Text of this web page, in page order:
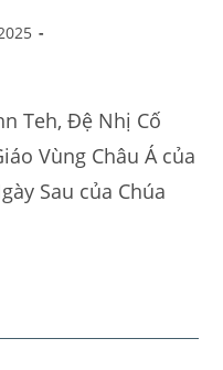
Teh, Đệ Nhị Cố
Vùng Châu Á của
Sau của Chúa